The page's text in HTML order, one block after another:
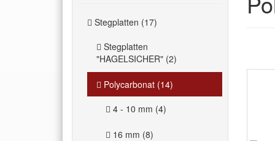
Stegplatten (17)
Stegplatten
"HAGELSICHER" (2)
Polycarbonat (14)
4 - 10 mm (4)
16 mm (8)